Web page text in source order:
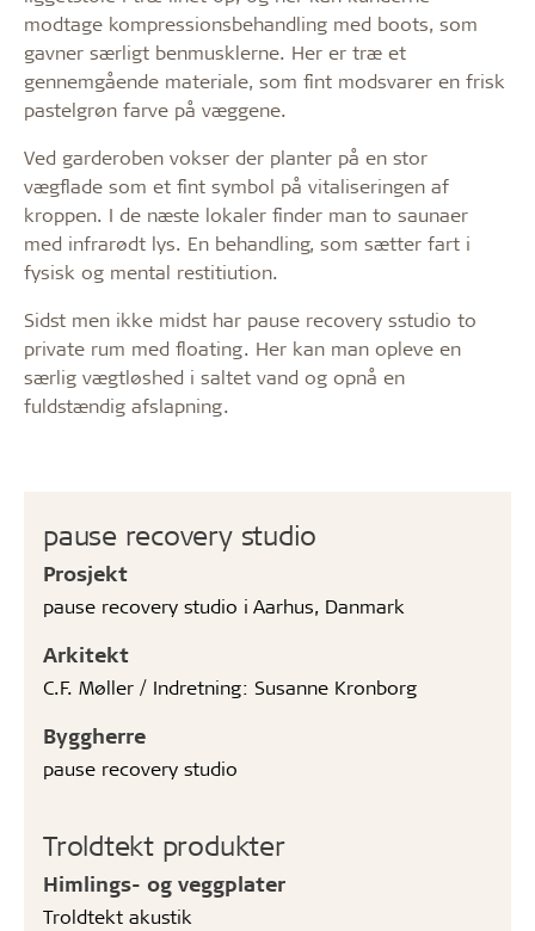
pause recovery studio
Prosjekt
pause recovery studio i Aarhus, Danmark
Arkitekt
C.F. Møller / Indretning: Susanne Kronborg
Byggherre
pause recovery studio
Troldtekt produkter
Himlings- og veggplater
Troldtekt akustik
modtage kompressionsbehandling med boots, som
gavner særligt benmusklerne. Her er træ et
gennemgående materiale, som fint modsvarer en frisk
pastelgrøn farve på væggene.
Ved garderoben vokser der planter på en stor
vægflade som et fint symbol på vitaliseringen af
kroppen. I de næste lokaler finder man to saunaer
med infrarødt lys. En behandling, som sætter fart i
fysisk og mental restitiution.
Sidst men ikke midst har pause recovery sstudio to
private rum med floating. Her kan man opleve en
særlig vægtløshed i saltet vand og opnå en
fuldstændig afslapning.